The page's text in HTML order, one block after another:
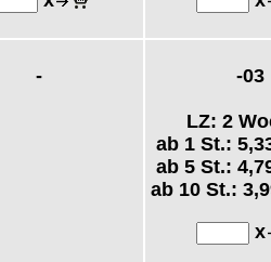
- -03
LZ: 2
ab 1 St.:
ab 5 St.:
ab 10 St.:
x